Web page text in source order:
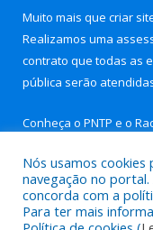
Muito mais que criar
Realizamos uma
contrato que todas as
pública serão
Conheça o PNTP e o
Todos os direitos
Nós usamos cookies
navegação no
concorda com a
Para ter mais